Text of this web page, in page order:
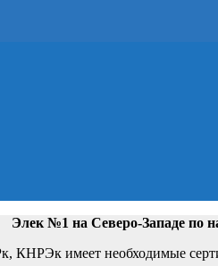
Элек №1 на Северо-Западе по
имеет необходимые